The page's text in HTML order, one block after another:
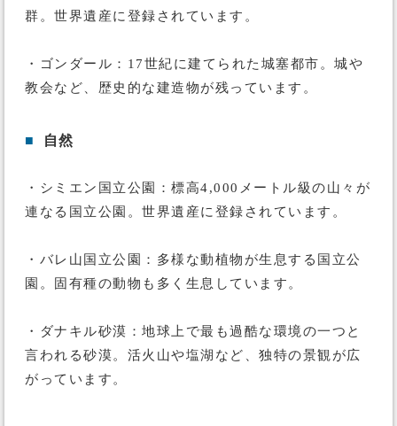
群。世界遺産に登録されています。
・ゴンダール：17世紀に建てられた城塞都市。城や
教会など、歴史的な建造物が残っています。
■ 自然
・シミエン国立公園：標高4,000メートル級の山々が
連なる国立公園。世界遺産に登録されています。
・バレ山国立公園：多様な動植物が生息する国立公
園。固有種の動物も多く生息しています。
・ダナキル砂漠：地球上で最も過酷な環境の一つと
言われる砂漠。活火山や塩湖など、独特の景観が広
がっています。